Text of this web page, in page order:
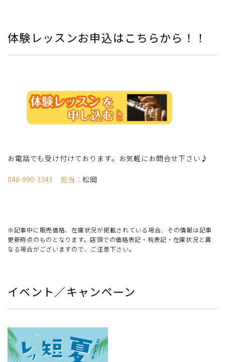
体験レッスンお申込はこちらから！！
お電話でも受け付けております。お気軽にお問合せ下さい♪
048-990-3343 担当：松岡
※記事中に販売価格、在庫状況が掲載されている場合、その情報は記事
更新時点のものとなります。店頭での価格表記・税表記・在庫状況と異
なる場合がございますので、ご注意下さい。
イベント／キャンペーン